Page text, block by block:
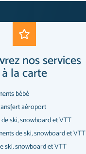
nos services
à la carte
bébé
aéroport
ski, snowboard et VTT
de ski, snowboard et VTT
ski, snowboard et VTT